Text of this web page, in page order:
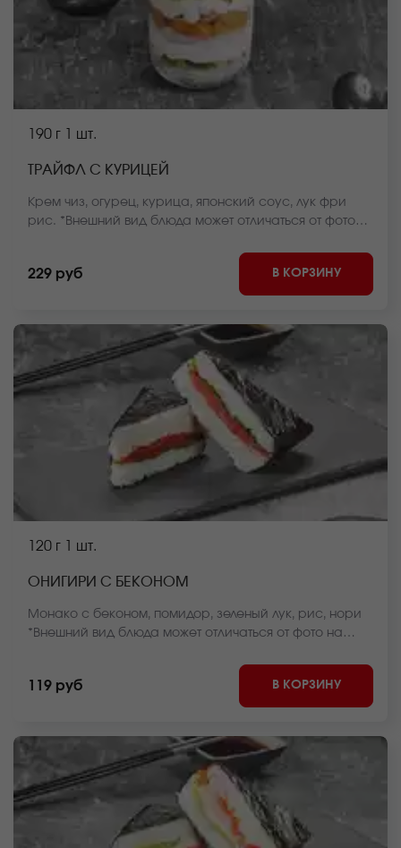
190 г 1 шт.
ТРАЙФЛ С КУРИЦЕЙ
Крем чиз, огурец, курица, японский соус, лук фри
рис. *Внешний вид блюда может отличаться от фото
229 руб В КОРЗИНУ
120 г 1 шт.
ОНИГИРИ С БЕКОНОМ
Монако с беконом, помидор, зеленый лук, рис, нори
*Внешний вид блюда может отличаться от фото на
119 руб В КОРЗИНУ